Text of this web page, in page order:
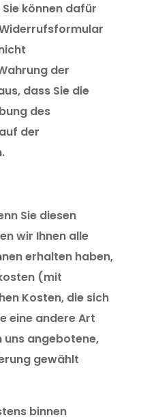
können dafür
der
dass Sie die
des
der
Sie diesen
wir Ihnen alle
erhalten haben,
(mit
Kosten, die sich
eine andere Art
uns angebotene,
gewählt
binnen